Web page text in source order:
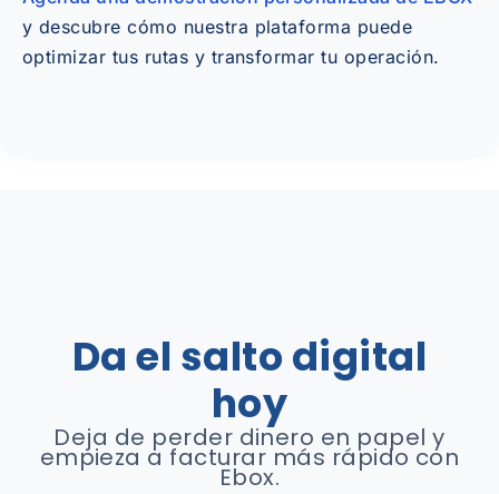
y descubre cómo nuestra plataforma puede
optimizar tus rutas y transformar tu operación.
Da el salto digital
hoy
Deja de perder dinero en papel y
empieza a facturar más rápido con
Ebox.